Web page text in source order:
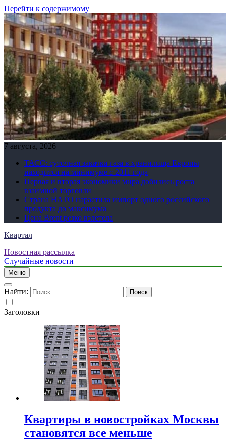
Перейти к содержимому
7 августа, 2026
ТАСС: суточная закачка газа в хранилища Европы
находится на минимуме с 2011 года
Первая и вторая экономики мира добились роста
взаимной торговли
Страна НАТО нарастила импорт одного российского
продукта до максимума
Цена Brent резко взлетела
Квартал
Новостная рассылка
Случайные новости
Меню
Найти:
Заголовки
Квартиры в новостройках Москвы
становятся все меньше